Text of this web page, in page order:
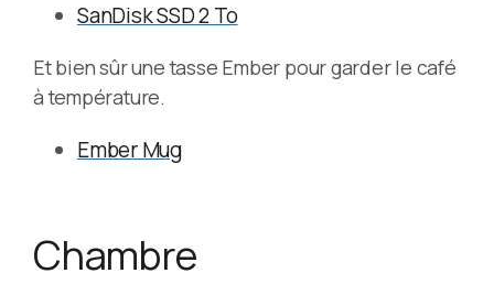
SanDisk SSD 2 To
Et bien sûr une tasse Ember pour garder le café
à température.
Ember Mug
Chambre